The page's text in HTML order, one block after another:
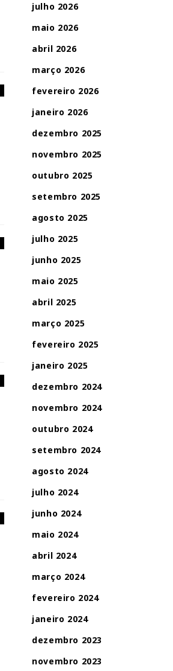
julho 2026
maio 2026
abril 2026
março 2026
fevereiro 2026
janeiro 2026
dezembro 2025
novembro 2025
outubro 2025
setembro 2025
agosto 2025
julho 2025
junho 2025
maio 2025
abril 2025
março 2025
fevereiro 2025
janeiro 2025
dezembro 2024
novembro 2024
outubro 2024
setembro 2024
agosto 2024
julho 2024
junho 2024
maio 2024
abril 2024
março 2024
fevereiro 2024
janeiro 2024
dezembro 2023
novembro 2023